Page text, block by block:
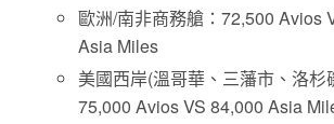
歐洲/南非商務艙：72,500 Avios
Asia Miles
美國西岸(溫哥華、三藩市、洛杉
75,000 Avios VS 84,000 Asia